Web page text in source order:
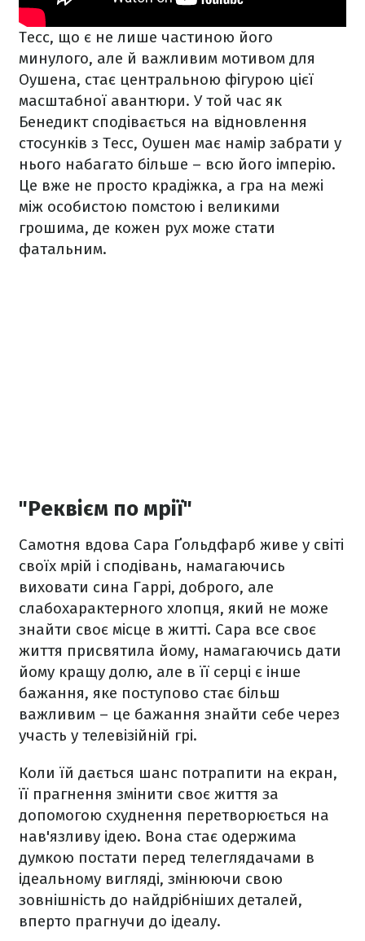
Тесс, що є не лише частиною його
минулого, але й важливим мотивом для
Оушена, стає центральною фігурою цієї
масштабної авантюри. У той час як
Бенедикт сподівається на відновлення
стосунків з Тесс, Оушен має намір забрати у
нього набагато більше – всю його імперію.
Це вже не просто крадіжка, а гра на межі
між особистою помстою і великими
грошима, де кожен рух може стати
фатальним.
"Реквієм по мрії"
Самотня вдова Сара Ґольдфарб живе у світі
своїх мрій і сподівань, намагаючись
виховати сина Гаррі, доброго, але
слабохарактерного хлопця, який не може
знайти своє місце в житті. Сара все своє
життя присвятила йому, намагаючись дати
йому кращу долю, але в її серці є інше
бажання, яке поступово стає більш
важливим – це бажання знайти себе через
участь у телевізійній грі.
Коли їй дається шанс потрапити на екран,
її прагнення змінити своє життя за
допомогою схуднення перетворюється на
нав'язливу ідею. Вона стає одержима
думкою постати перед телеглядачами в
ідеальному вигляді, змінюючи свою
зовнішність до найдрібніших деталей,
вперто прагнучи до ідеалу.